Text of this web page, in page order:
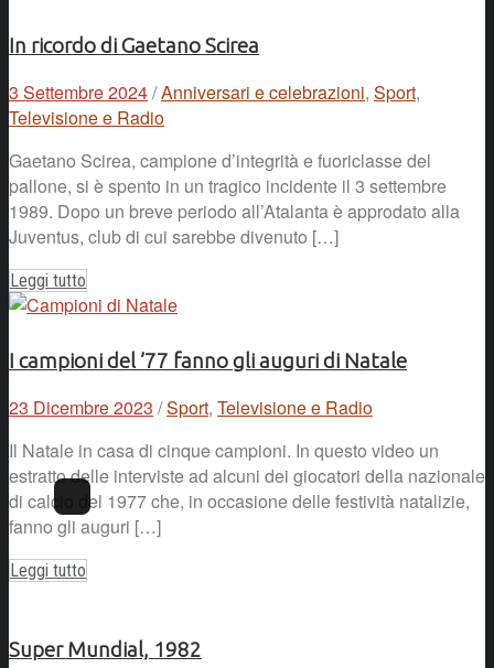
In ricordo di Gaetano Scirea
3 Settembre 2024/Anniversari e celebrazioni, Sport,
Televisione e Radio
Gaetano Scirea, campione d’integrità e fuoriclasse del
pallone, si è spento in un tragico incidente il 3 settembre
1989. Dopo un breve periodo all’Atalanta è approdato alla
Juventus, club di cui sarebbe divenuto […]
Leggi tutto
I campioni del ’77 fanno gli auguri di Natale
23 Dicembre 2023 /Sport, Televisione e Radio
Il Natale in casa di cinque campioni. In questo video un
estratto delle interviste ad alcuni dei giocatori della nazionale
di calcio del 1977 che, in occasione delle festività natalizie,
fanno gli auguri […]
Leggi tutto
Super Mundial, 1982